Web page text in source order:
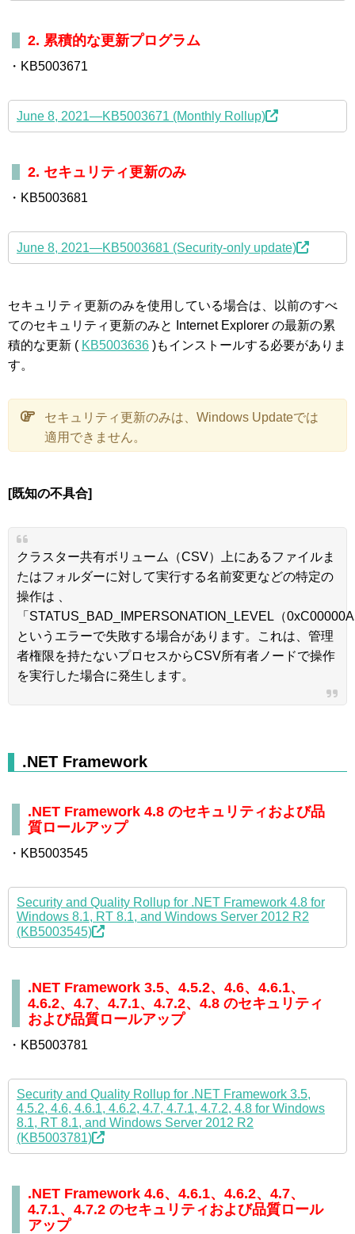
2. 累積的な更新プログラム
・KB5003671
June 8, 2021—KB5003671 (Monthly Rollup)
2. セキュリティ更新のみ
・KB5003681
June 8, 2021—KB5003681 (Security-only update)
セキュリティ更新のみを使用している場合は、以前のすべ
てのセキュリティ更新のみと Internet Explorer の最新の累
積的な更新 ( KB5003636 )もインストールする必要がありま
す。
セキュリティ更新のみは、Windows Updateでは
適用できません。
[既知の不具合]
クラスター共有ボリューム（CSV）上にあるファイルま
たはフォルダーに対して実行する名前変更などの特定の
操作は 、
「STATUS_BAD_IMPERSONATION_LEVEL（
というエラーで失敗する場合があります。これは、管理
者権限を持たないプロセスからCSV所有者ノードで操作
を実行した場合に発生します。
.NET Framework
.NET Framework 4.8 のセキュリティおよび品
質ロールアップ
・KB5003545
Security and Quality Rollup for .NET Framework 4.8 for
Windows 8.1, RT 8.1, and Windows Server 2012 R2
(KB5003545)
.NET Framework 3.5、4.5.2、4.6、4.6.1、
4.6.2、4.7、4.7.1、4.7.2、4.8 のセキュリティ
および品質ロールアップ
・KB5003781
Security and Quality Rollup for .NET Framework 3.5,
4.5.2, 4.6, 4.6.1, 4.6.2, 4.7, 4.7.1, 4.7.2, 4.8 for Windows
8.1, RT 8.1, and Windows Server 2012 R2
(KB5003781)
.NET Framework 4.6、4.6.1、4.6.2、4.7、
4.7.1、4.7.2 のセキュリティおよび品質ロール
アップ